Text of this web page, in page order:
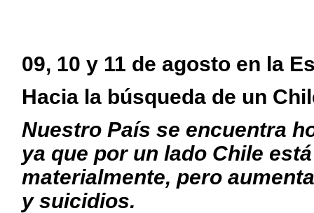
09, 10 y 11 de agosto en la
Hacia la búsqueda de un
Nuestro País se encuentra
ya que por un lado Chile
materialmente, pero
y suicidios.